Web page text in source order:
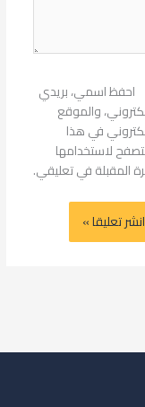
احفظ اسمي، بريدي
والموقع
في هذا
لاستخدامها
المقبلة في تعليقي.